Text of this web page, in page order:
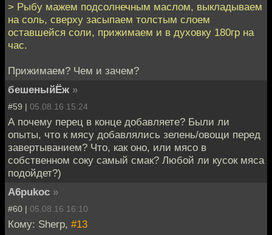
> Рыбу мажем подсолнечным маслом, выкладываем
на соль, сверху засыпаем толстым слоем
оставшейся соли, прижимаем и в духовку 180гр на
час.
Прижимаем? Чем и зачем?
бешеныйЁж »
#59 | 05.08.16 15:24
А почему перец в конце добавляете? Были ли
опыты, что к мясу добавлялись зелень/овощи перед
завертыванием? Что, как оно, или мясо в
собственном соку самый смак? Любой ли кусок мяса
подойдет?)
A6pukoc »
#60 | 05.08.16 16:10
Кому: Sherp, #13